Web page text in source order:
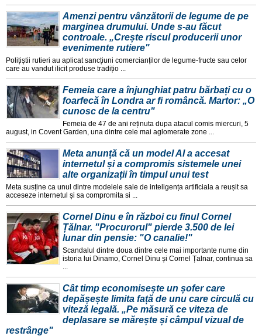
Amenzi pentru vânzătorii de legume de pe
marginea drumului. Unde s-au făcut
controale. „Crește riscul producerii unor
evenimente rutiere"
Polițiștii rutieri au aplicat sancțiuni comercianților de legume-fructe sau celor
care au vandut ilicit produse tradițio ...
Femeia care a înjunghiat patru bărbați cu o
foarfecă în Londra ar fi româncă. Martor: „O
cunosc de la centru"
Femeia de 47 de ani reținuta dupa atacul comis miercuri, 5
august, in Covent Garden, una dintre cele mai aglomerate zone ...
Meta anunță că un model AI a accesat
internetul și a compromis sistemele unei
alte organizații în timpul unui test
Meta susține ca unul dintre modelele sale de inteligența artificiala a reușit sa
acceseze internetul și sa compromita si ...
Cornel Dinu e în război cu finul Cornel
Țălnar. "Procurorul" pierde 3.500 de lei
lunar din pensie: "O canalie!"
Scandalul dintre doua dintre cele mai importante nume din
istoria lui Dinamo, Cornel Dinu și Cornel Țalnar, continua sa
...
Cât timp economisește un șofer care
depășește limita față de unu care circulă cu
viteză legală. „Pe măsură ce viteza de
deplasare se mărește și câmpul vizual de
restrânge"